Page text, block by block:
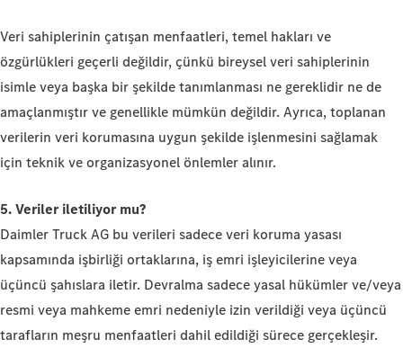
Veri sahiplerinin çatışan menfaatleri, temel hakları ve
özgürlükleri geçerli değildir, çünkü bireysel veri sahiplerinin
isimle veya başka bir şekilde tanımlanması ne gereklidir ne de
amaçlanmıştır ve genellikle mümkün değildir. Ayrıca, toplanan
verilerin veri korumasına uygun şekilde işlenmesini sağlamak
için teknik ve organizasyonel önlemler alınır.
5. Veriler iletiliyor mu?
Daimler Truck AG bu verileri sadece veri koruma yasası
kapsamında işbirliği ortaklarına, iş emri işleyicilerine veya
üçüncü şahıslara iletir. Devralma sadece yasal hükümler ve/veya
resmi veya mahkeme emri nedeniyle izin verildiği veya üçüncü
tarafların meşru menfaatleri dahil edildiği sürece gerçekleşir.